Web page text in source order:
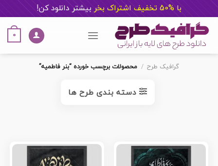
با %50 تخفیف اشتراک بخر بیشتر دانلود کن!
content
0
گرافیک طرح / محصولات برچسب خورده “بنر فاطمیه”
دسته بندی طرح ها